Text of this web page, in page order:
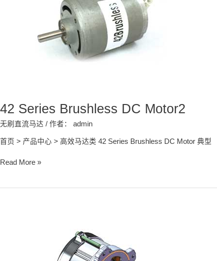
42 Series Brushless DC Motor2
无刷直流马达 / 作者： admin
首页 > 产品中心 > 高效马达类 42 Series Brushless DC Motor 典型
Read More »